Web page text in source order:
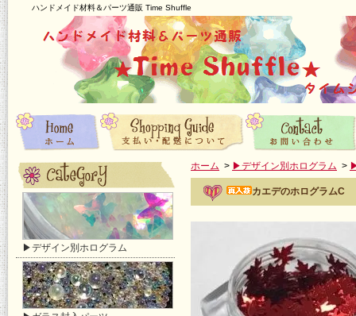
ハンドメイド材料＆パーツ通販 Time Shuffle
▶デザイン別ホログラム
ホーム > ▶デザイン別ホログラム >
カエデのホログラムC